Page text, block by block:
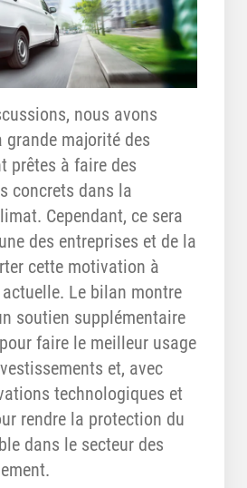
nous avons
grande majorité des
prêtes à faire des
concrets dans la
Cependant, ce sera
des entreprises et de la
cette motivation à
Le bilan montre
soutien supplémentaire
faire le meilleur usage
et, avec
technologiques et
rendre la protection du
dans le secteur des